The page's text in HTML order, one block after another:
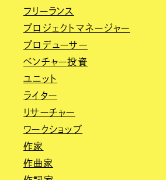
フリーランス
プロジェクトマネージャー
プロデューサー
ベンチャー投資
ユニット
ライター
リサーチャー
ワークショップ
作家
作曲家